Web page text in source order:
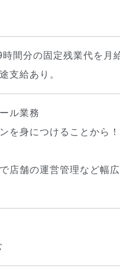
間分の固定残業代を月
支給あり。
ル業務
を身につけることから
店舗の運営管理など幅